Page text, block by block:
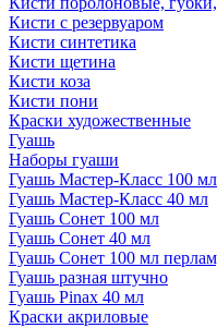
Кисти с резервуаром
Кисти синтетика
Кисти щетина
Кисти коза
Кисти пони
Краски художественные
Гуашь
Наборы гуаши
Гуашь Мастер-Класс 100 мл
Гуашь Мастер-Класс 40 мл
Гуашь Сонет 100 мл
Гуашь Сонет 40 мл
Гуашь Сонет 100 мл
Гуашь разная штучно
Гуашь Pinax 40 мл
Краски акриловые